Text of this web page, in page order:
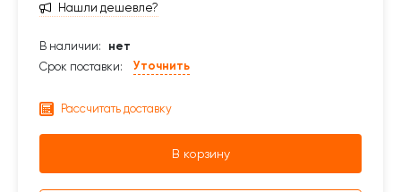
Нашли дешевле?
В наличии:
нет
Срок поставки:
Уточнить
Рассчитать доставку
В корзину